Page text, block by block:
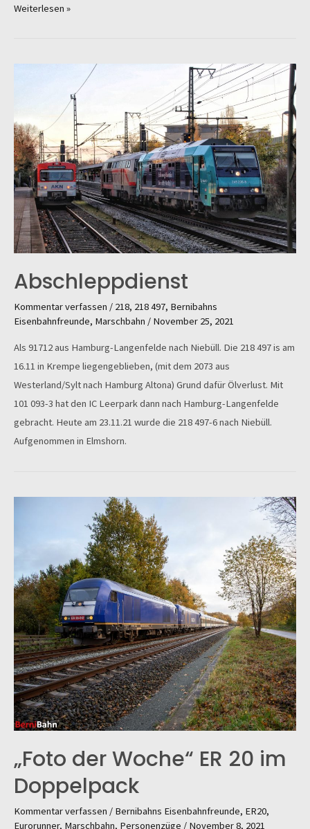
246
im
Weiterlesen »
Abschleppdienst
Kommentar verfassen / 218, 218 497, Bernibahns
Eisenbahnfreunde, Marschbahn / November 25, 2021
Als 91712 aus Hamburg-Langenfelde nach Niebüll. Die 218 497 is am
16.11 in Krempe liegengeblieben, (mit dem 2073 aus
Westerland/Sylt nach Hamburg Altona) Grund dafür Ölverlust. Mit
101 093-3 hat den IC Leerpark dann nach Hamburg-Langenfelde
gebracht. Heute am 23.11.21 wurde die 218 497-6 nach Niebüll.
Aufgenommen in Elmshorn.
„Foto der Woche“ ER 20 im
Doppelpack
Kommentar verfassen / Bernibahns Eisenbahnfreunde, ER20,
Eurorunner, Marschbahn, Personenzüge / November 8, 2021